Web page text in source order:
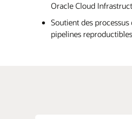
Oracle Cloud
Soutient des
pipelines reproductibles